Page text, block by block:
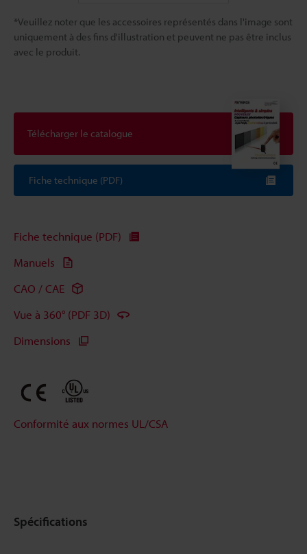
*Veuillez noter que les accessoires représentés dans l'image sont
uniquement à des fins d'illustration et peuvent ne pas être inclus
avec le produit.
Télécharger le catalogue
Fiche technique (PDF)
Fiche technique (PDF)
Manuels
CAO / CAE
Vue à 360° (PDF 3D)
Dimensions
Conformité aux normes UL/CSA
Spécifications